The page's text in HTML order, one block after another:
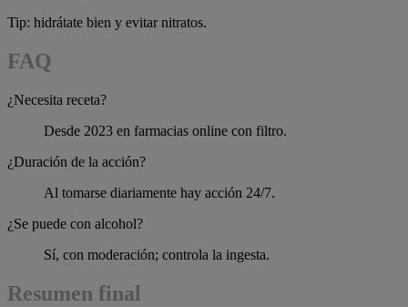
Tip: hidrátate bien y evitar nitratos.
FAQ
¿Necesita receta?
Desde 2023 en farmacias online con filtro.
¿Duración de la acción?
Al tomarse diariamente hay acción 24/7.
¿Se puede con alcohol?
Sí, con moderación; controla la ingesta.
Resumen final